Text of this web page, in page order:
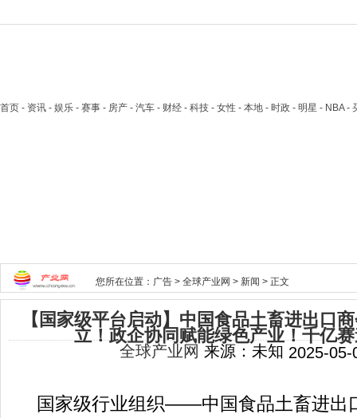
首页 - 资讯 - 娱乐 - 赛事 - 房产 - 汽车 - 财经 - 科技 - 女性 - 本地 - 时政 - 明星 - NBA
您所在位置： 广告 > 全球产业网 > 新闻 > 正文
【国家级平台启动】中国食品土畜进出口
立！政企协同赋能绿色产业！千亿
全球产业网 来源：未知 2025-05-
国家级行业组织——中国食品土畜进出